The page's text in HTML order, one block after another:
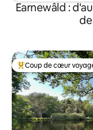
Earnewâld :
Coups de cœur
Coup de cœur